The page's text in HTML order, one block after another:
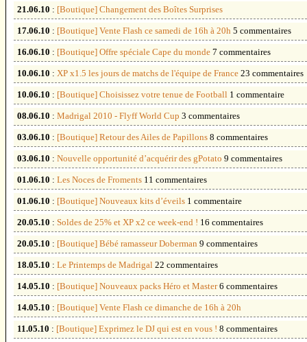
21.06.10 : [Boutique] Changement des Boîtes Surprises
17.06.10 : [Boutique] Vente Flash ce samedi de 16h à 20h 5 commentaires
16.06.10 : [Boutique] Offre spéciale Cape du monde 7 commentaires
10.06.10 : XP x1.5 les jours de matchs de l'équipe de France 23 commentaires
10.06.10 : [Boutique] Choisissez votre tenue de Football 1 commentaire
08.06.10 : Madrigal 2010 - Flyff World Cup 3 commentaires
03.06.10 : [Boutique] Retour des Ailes de Papillons 8 commentaires
03.06.10 : Nouvelle opportunité d’acquérir des gPotato 9 commentaires
01.06.10 : Les Noces de Froments 11 commentaires
01.06.10 : [Boutique] Nouveaux kits d’éveils 1 commentaire
20.05.10 : Soldes de 25% et XP x2 ce week-end ! 16 commentaires
20.05.10 : [Boutique] Bébé ramasseur Doberman 9 commentaires
18.05.10 : Le Printemps de Madrigal 22 commentaires
14.05.10 : [Boutique] Nouveaux packs Héro et Master 6 commentaires
14.05.10 : [Boutique] Vente Flash ce dimanche de 16h à 20h
11.05.10 : [Boutique] Exprimez le DJ qui est en vous ! 8 commentaires